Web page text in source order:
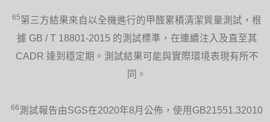
65第三方結果來自以全機進行的甲醛累積清潔質量測試，根
據 GB / T 18801-2015 的測試標準，在連續注入及直至其
CADR 達到穩定期。測試結果可能與實際環境表現有所不
同。
66測試報告由SGS在2020年8月公佈，使用GB21551.32010